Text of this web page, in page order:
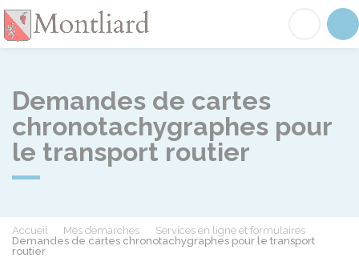
Demandes de cartes
chronotachygraphes pour
le transport routier
Accueil Mes démarches
Services en ligne et formulaires
Demandes de cartes chronotachygraphes pour le transport
routier